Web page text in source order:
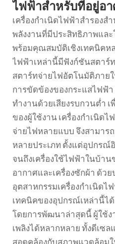
ไฟฟ้าสำหรับที่อยู่อา
เครื่องกำเนิดไฟฟ้าสำรองส
พลังงานที่มีประสิทธิภาพแล
พร้อมคุณสมบัติเชิงเทคนิคหล
ไฟฟ้าเหล่านี้มีฟังก์ชันสตาร์
สตาร์ทจ่ายไฟอัตโนมัติภาย
การขัดข้องของกระแสไฟฟ้
ทำงานด้วยเสียงรบกวนต่ำ
ของผู้ใช้งาน เครื่องกำเนิดไ
จ่ายไฟหลายแบบ จึงสามาร
หลายประเภท ตั้งแต่อุปกรณ์
จนถึงเครื่องใช้ไฟฟ้าในบ้าน
อากาศและเครื่องซักผ้า ด้ว
อุตสาหกรรมเครื่องกำเนิดไ
เทคนิคของอุปกรณ์เหล่านี้ไ
โดยการพัฒนาล่าสุดนี้ ผู้ใช้ง
เพลิงได้หลากหลาย ทั้งดีเซ